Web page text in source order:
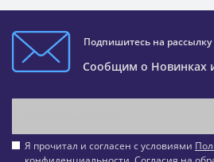
Подпишитесь на
Сообщим о Новинках
Я прочитал и согласен с условиями